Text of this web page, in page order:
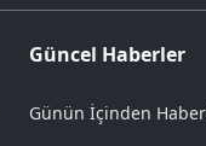
Güncel Haberler
Günün İçinden